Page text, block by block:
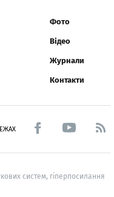
Фото
Відео
Журнали
Контакти
систем, гіперпосилання